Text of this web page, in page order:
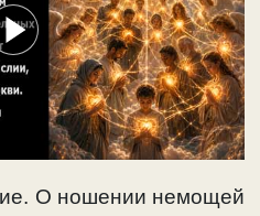
О ношении немощей